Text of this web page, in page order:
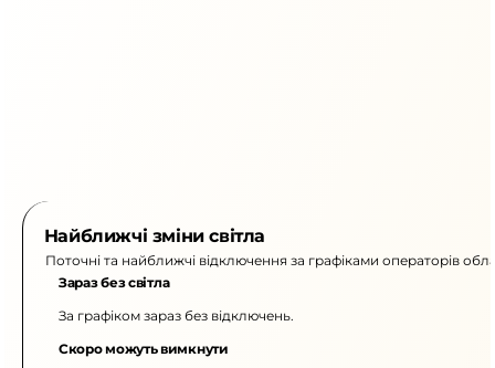
Найближчі зміни світла
Поточні та найближчі відключення за графіками операторів
Зараз без світла
За графіком зараз без відключень.
Скоро можуть вимкнути